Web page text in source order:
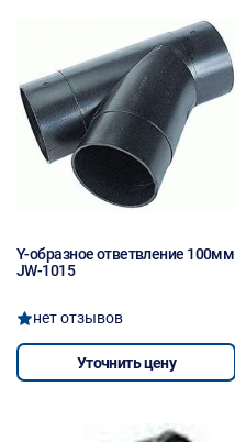
Y-образное ответвление 100мм
JW-1015
нет отзывов
Уточнить цену